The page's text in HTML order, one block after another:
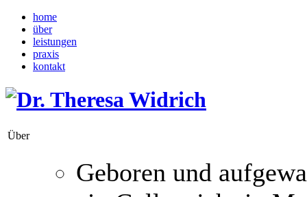
home
über
leistungen
praxis
kontakt
Über
Geboren und